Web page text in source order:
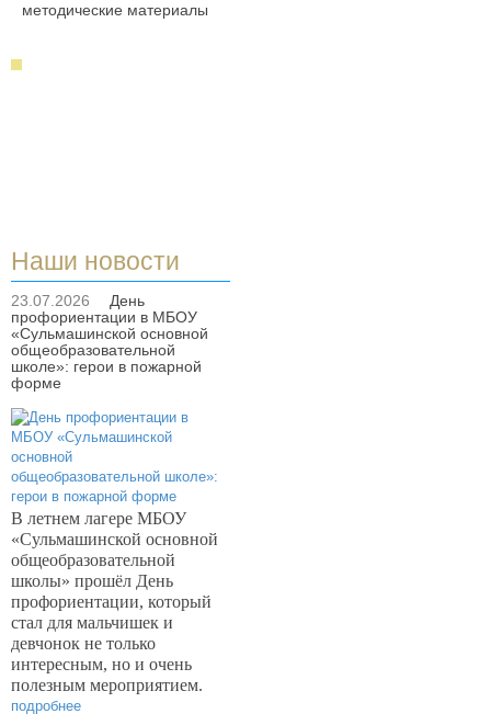
методические материалы
Наши новости
23.07.2026
День
профориентации в МБОУ
«Сульмашинской основной
общеобразовательной
школе»: герои в пожарной
форме
В летнем лагере МБОУ
«Сульмашинской основной
общеобразовательной
школы» прошёл День
профориентации, который
стал для мальчишек и
девчонок не только
интересным, но и очень
полезным мероприятием.
подробнее